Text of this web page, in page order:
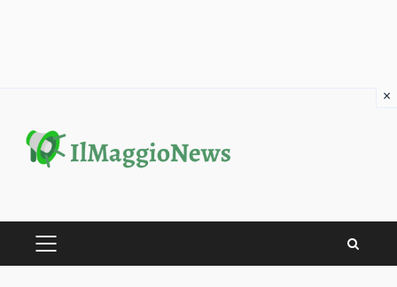
content
PRIMARY
×